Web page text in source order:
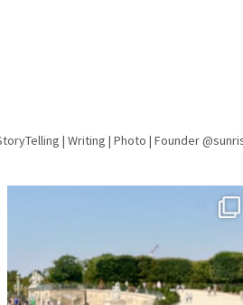
| Writing | Photo | Founder